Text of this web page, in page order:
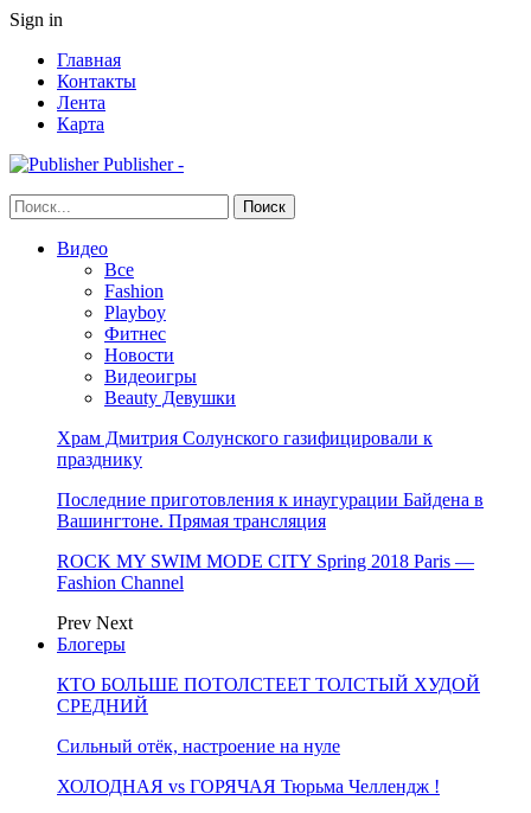
Sign in
Главная
Контакты
Лента
Карта
Publisher -
Видео
Все
Fashion
Playboy
Фитнес
Новости
Видеоигры
Beauty Девушки
Храм Дмитрия Солунского газифицировали к
празднику
Последние приготовления к инаугурации Байдена в
Вашингтоне. Прямая трансляция
ROCK MY SWIM MODE CITY Spring 2018 Paris —
Fashion Channel
Prev Next
Блогеры
КТО БОЛЬШЕ ПОТОЛСТЕЕТ ТОЛСТЫЙ ХУДОЙ
СРЕДНИЙ
Сильный отёк, настроение на нуле
ХОЛОДНАЯ vs ГОРЯЧАЯ Тюрьма Челлендж !